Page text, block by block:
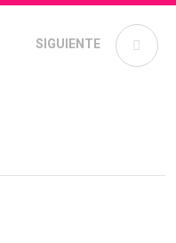
KIT BDSM 10 PIEZAS
SIGUIENTE